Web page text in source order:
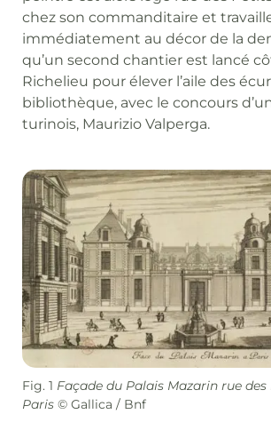
chez son commanditaire et
immédiatement au décor de la
qu’un second chantier est lancé
Richelieu pour élever l’aile des
bibliothèque, avec le concours
turinois, Maurizio Valperga.
Fig. 1 Façade du Palais Mazarin rue
Paris © Gallica / Bnf